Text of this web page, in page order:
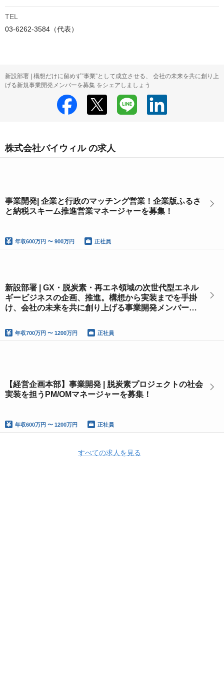
TEL
03-6262-3584（代表）
新設部署 | 構想だけに留めず”事業”として成立させる、 会社の未来を共に創り上
げる新規事業開発メンバーを募集 をシェアしましょう
株式会社バイウィル の求人
事業開発| 企業と行政のマッチング営業！企業版ふるさ
と納税スキーム推進営業マネージャーを募集！
年収600万円 〜 900万円 正社員
新設部署 | GX・脱炭素・再エネ領域の次世代型エネル
ギービジネスの企画、推進。構想から実装までを手掛
け、会社の未来を共に創り上げる事業開発メンバーを
年収700万円 〜 1200万円 正社員
【経営企画本部】事業開発 | 脱炭素プロジェクトの社会
実装を担うPM/OMマネージャーを募集！
年収600万円 〜 1200万円 正社員
すべての求人を見る